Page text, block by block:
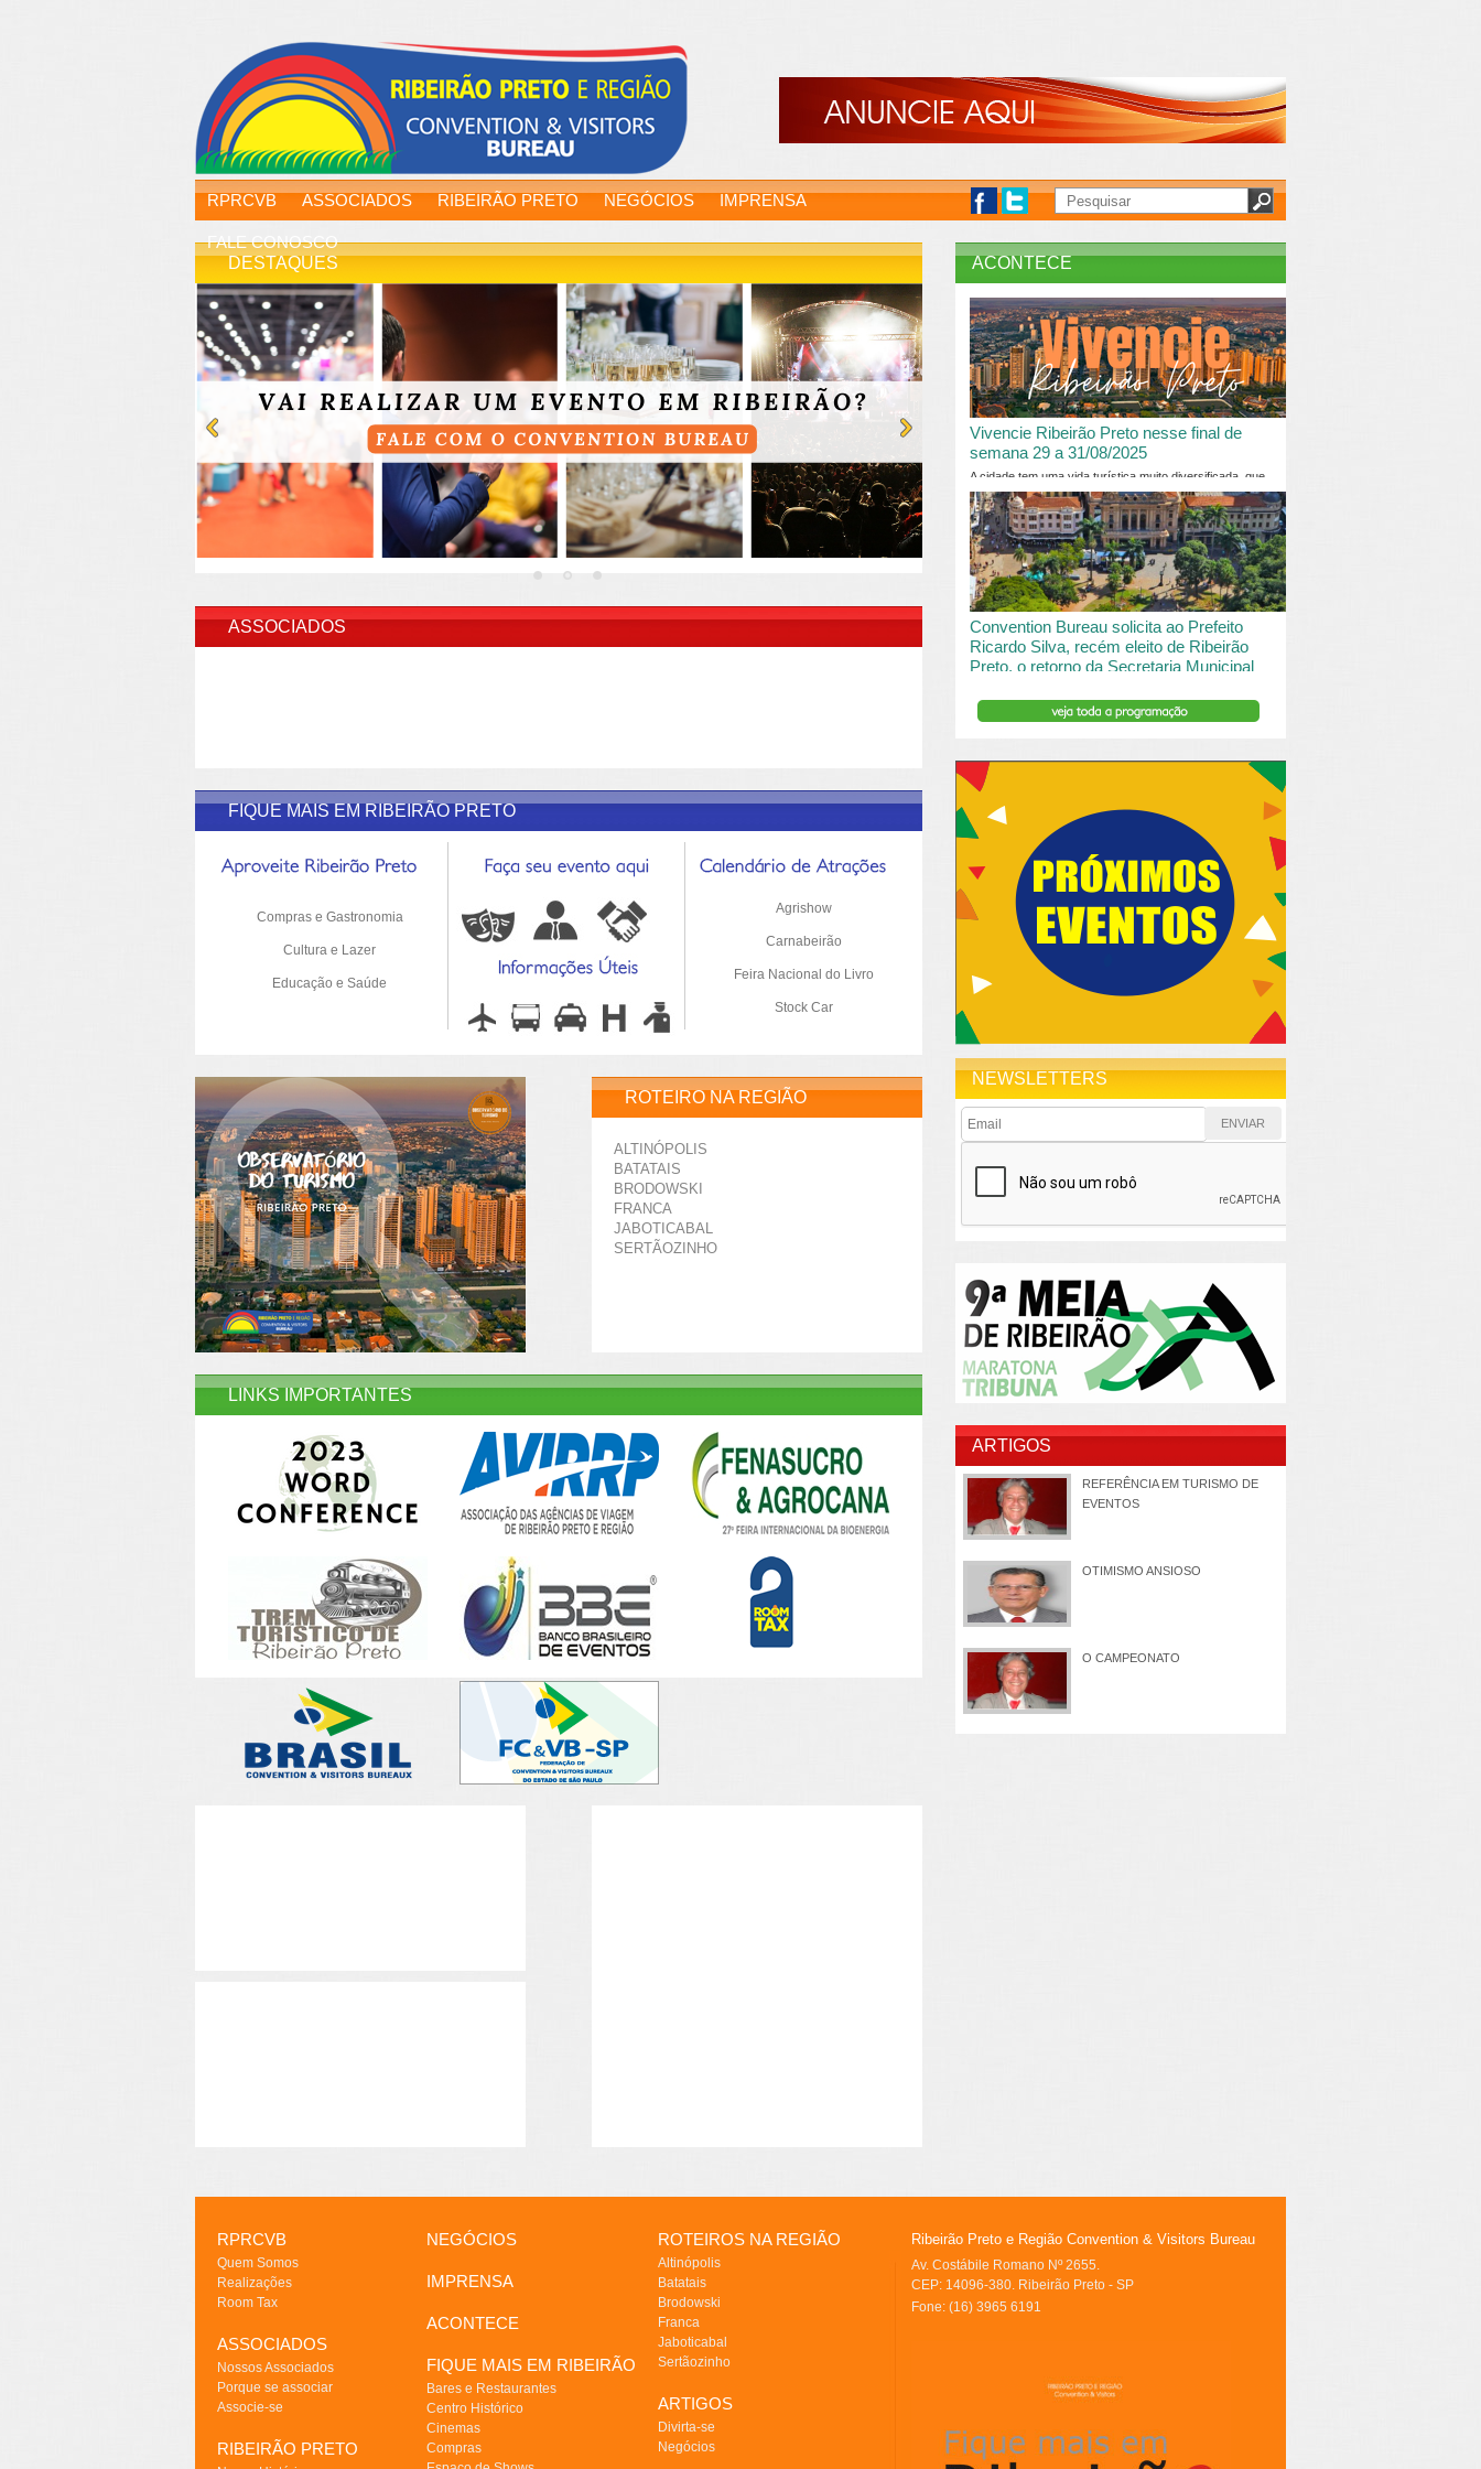
RPRCVB ASSOCIADOS RIBEIRÃO PRETO NEGÓCIOS IMPRENSA
FALE CONOSCO
DESTAQUES
INSERIR DESCRIÇÃO DO POST/PAGINAS
ASSOCIADOS
FIQUE MAIS EM RIBEIRÃO PRETO
Compras e Gastronomia
Cultura e Lazer
Educação e Saúde
Agrishow
Carnabeirão
Feira Nacional do Livro
Stock Car
ROTEIRO NA REGIÃO
ALTINÓPOLIS
BATATAIS
BRODOWSKI
FRANCA
JABOTICABAL
SERTÃOZINHO
LINKS IMPORTANTES
ACONTECE
Vivencie Ribeirão Preto nesse final de
semana 29 a 31/08/2025
A cidade tem uma vida turística muito diversificada, que
vai desde o turismo de saude à contemplação de
passaros....
Convention Bureau solicita ao Prefeito
Ricardo Silva, recém eleito de Ribeirão
Preto, o retorno da Secretaria Municipal
O Ribeirão Preto e Região Convention & Visitors Bureau
NEWSLETTERS
ARTIGOS
REFERÊNCIA EM TURISMO DE
EVENTOS
OTIMISMO ANSIOSO
O CAMPEONATO
RPRCVB
Quem Somos
Realizações
Room Tax
ASSOCIADOS
Nossos Associados
Porque se associar
Associe-se
RIBEIRÃO PRETO
NEGÓCIOS
IMPRENSA
ACONTECE
FIQUE MAIS EM RIBEIRÃO
Bares e Restaurantes
Centro Histórico
Cinemas
Compras
ROTEIROS NA REGIÃO
Altinópolis
Batatais
Brodowski
Franca
Jaboticabal
Sertãozinho
ARTIGOS
Divirta-se
Negócios
Ribeirão Preto e Região Convention & Visitors Bureau
Av. Costábile Romano Nº 2655.
CEP: 14096-380. Ribeirão Preto - SP
Fone: (16) 3965 6191